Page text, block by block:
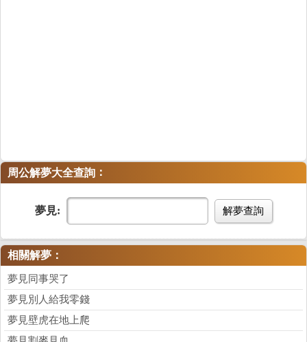
周公解夢大全查詢 ：
夢見: 解夢查詢
相關解夢：
夢見同事哭了
夢見別人給我零錢
夢見壁虎在地上爬